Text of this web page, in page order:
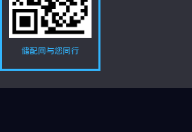
储配网与您同行